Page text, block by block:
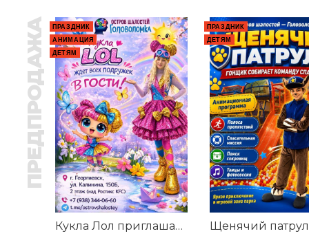
ПРЕДПРОДАЖА
ПРАЗДНИК
АНИМАЦИЯ
ДЕТЯМ
Кукла Лол приглашает в гости
ПРАЗДНИК
ДЕТЯМ